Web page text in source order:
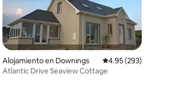
4.99 de 5, 135 reseñas
Alojamiento en Downings Calificación promedio:
4.95 (293)
Atlantic Drive Seaview Cottage